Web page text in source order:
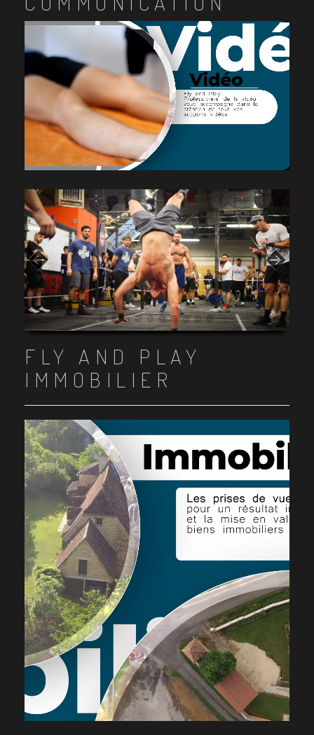
Item 1
Item 2
Item 3
Item 4
Item 5
Item 6
Item 7
Item 8
Item 9
Item 10
FLY AND PLAY
IMMOBILIER